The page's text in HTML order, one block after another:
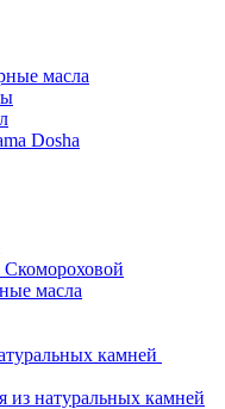
масла
Dosha
масла
камней
натуральных камней